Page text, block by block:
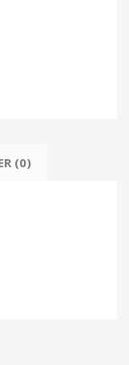
(0)